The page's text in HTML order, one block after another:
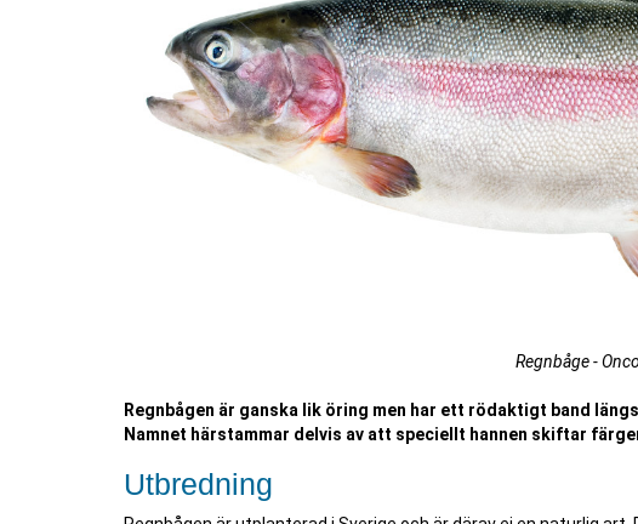
Regnbåge -
Regnbågen är ganska lik öring men har ett rödaktigt band
Namnet härstammar delvis av att speciellt hannen skiftar
Utbredning